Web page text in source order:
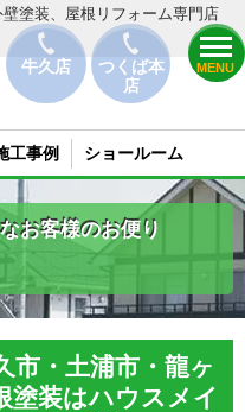
牛久店
つくば本
店
MENU
塗装、屋根リフォーム専門店
工事例 ショールーム
お客様のお便り
市・土浦市・龍ヶ
塗装はハウスメイ